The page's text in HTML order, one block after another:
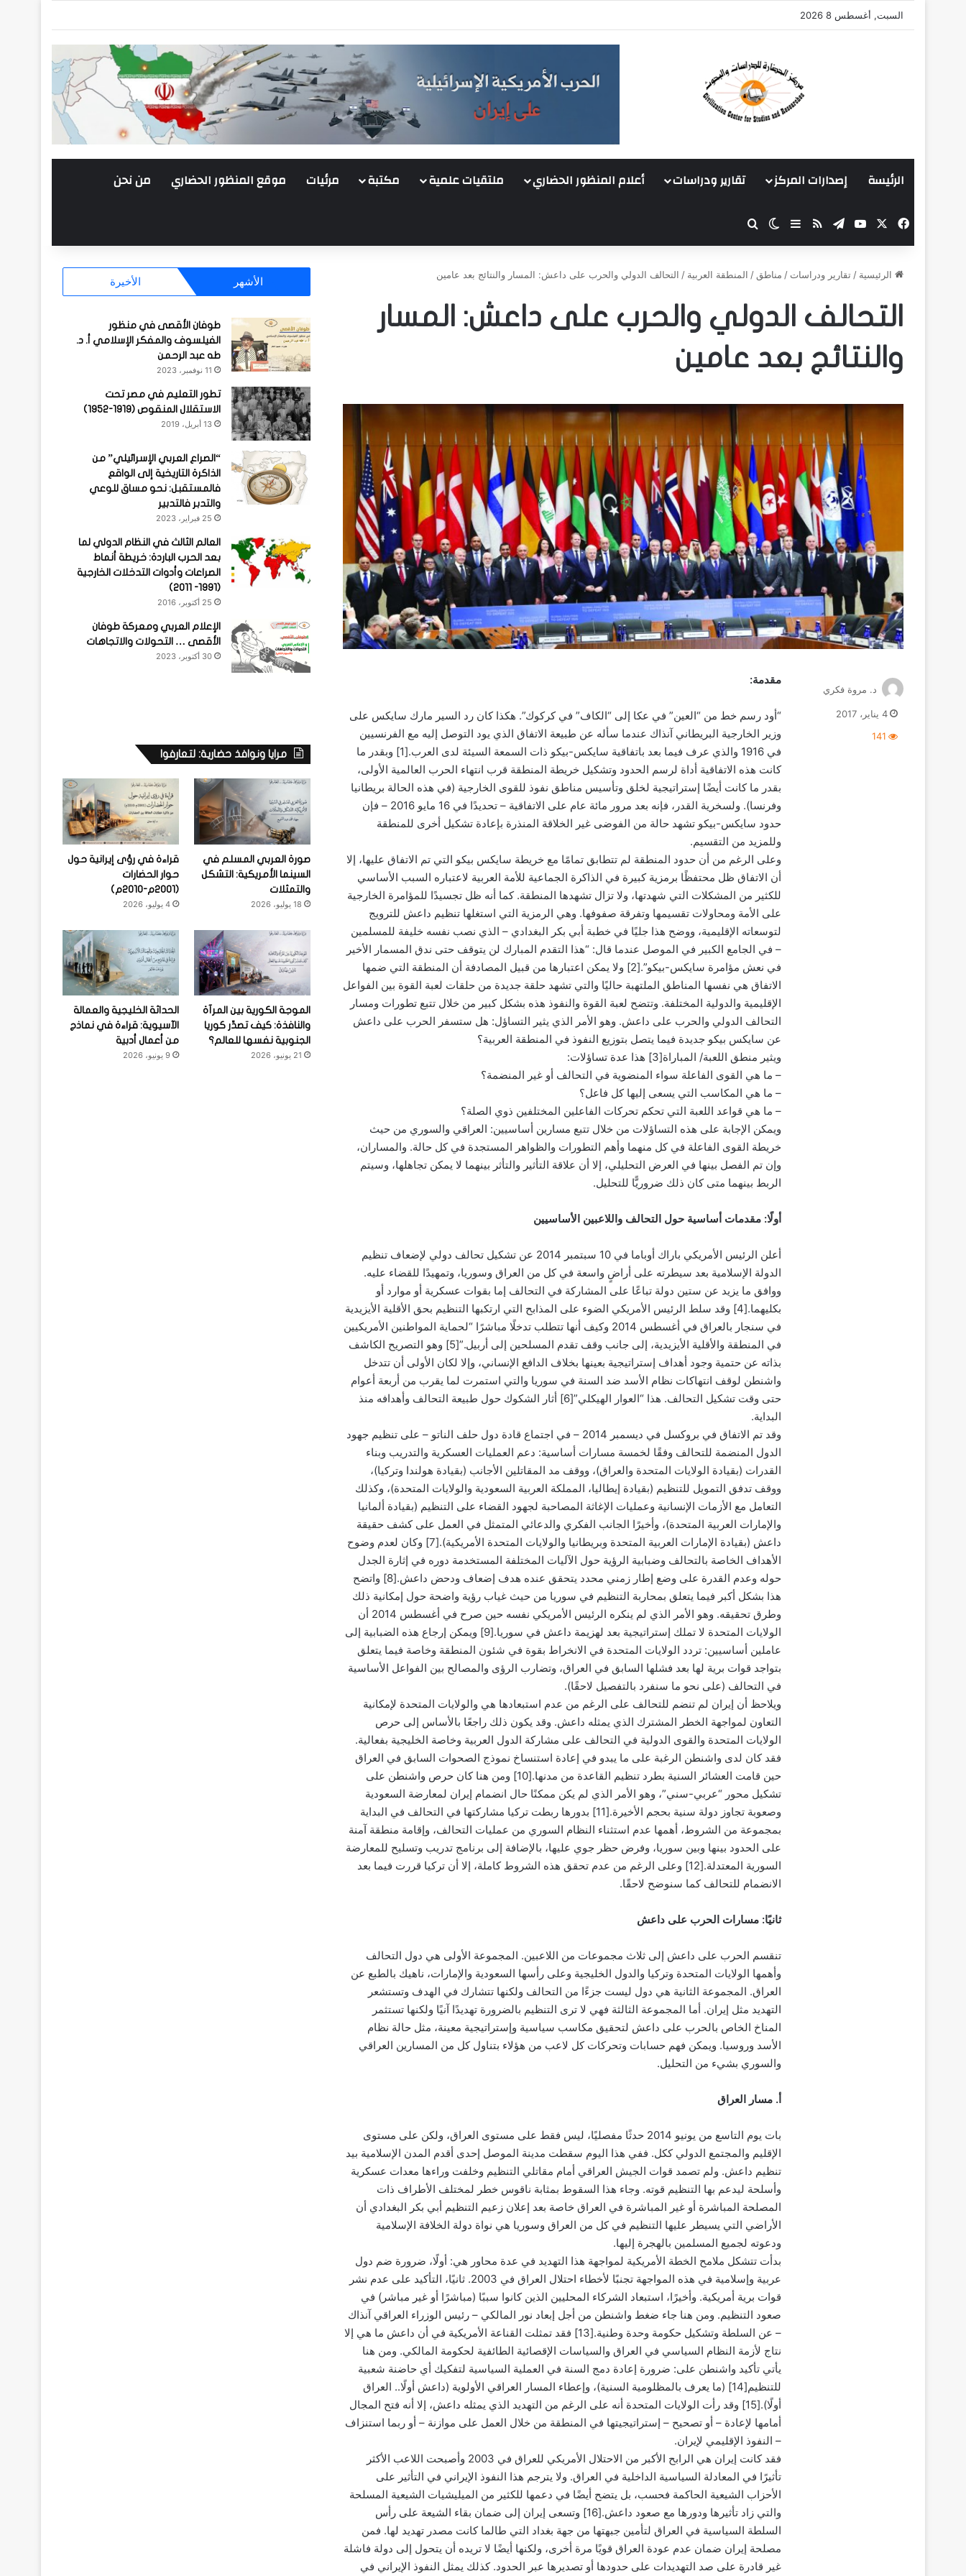
السبت, أغسطس 8 2026
الرئيسة إصدارات المركز تقارير ودراسات أعلام المنظور الحضاري ملتقيات علمية مكتبة مرئيات موقع المنظور الحضاري من نحن
فيسبوك ‫YouTube
تيلقرامملخص الموقع RSS
إضافة عمود جانبي
الوضع المظلم
الرئيسية /تقارير ودراسات / مناطق/ المنطقة العربية / التحالف الدولي والحرب على داعش: المسار والنتائج بعد عامين
التحالف الدولي والحرب على داعش: المسار
والنتائج بعد عامين
مقدمة:
“أود رسم خط من “العين” في عكا إلى “الكاف” في كركوك”. هكذا كان رد السير مارك سايكس على
وزير الخارجية البريطاني آنذاك عندما سأله عن طبيعة الاتفاق الذي يود التوصل إليه مع الفرنسيين
في 1916 والذي عرف فيما بعد باتفاقية سايكس-بيكو ذات السمعة السيئة لدى العرب.[1] وبقدر ما
كانت هذه الاتفاقية أداة لرسم الحدود وتشكيل خريطة المنطقة قرب انتهاء الحرب العالمية الأولى،
بقدر ما كانت أيضًا إستراتيجية لخلق وتأسيس مناطق نفوذ للقوى الخارجية (في هذه الحالة بريطانيا
وفرنسا). ولسخرية القدر، فإنه بعد مرور مائة عام على الاتفاقية – تحديدًا في 16 مايو 2016 – فإن
حدود سايكس-بيكو تشهد حالة من الفوضى غير الخلاقة المنذرة بإعادة تشكيل أخرى للمنطقة
وللمزيد من التقسيم.
وعلى الرغم من أن حدود المنطقة لم تتطابق تمامًا مع خريطة سايكس بيكو التي تم الاتفاق عليها، إلا
أن الاتفاق ظل محتفظًا برمزية كبيرة في الذاكرة الجماعية للأمة العربية لاعتباره السبب الأساسي
للكثير من المشكلات التي شهدتها، ولا تزال تشهدها المنطقة. كما أنه ظل تجسيدًا للمؤامرة الخارجية
على الأمة ومحاولات تقسيمها وتفرقة صفوفها. وهي الرمزية التي استغلها تنظيم داعش للترويج
لتوسعاته الإقليمية، ووضح هذا جليًا في خطبة أبي بكر البغدادي – الذي نصب نفسه خليفة للمسلمين
– في الجامع الكبير في الموصل عندما قال: “هذا التقدم المبارك لن يتوقف حتى ندق المسمار الأخير
في نعش مؤامرة سايكس-بيكو”.[2] ولا يمكن اعتبارها من قبيل المصادفة أن المنطقة التي ضمها
الاتفاق هي نفسها المناطق الملتهبة حاليًا والتي تشهد حلقة جديدة من حلقات لعبة القوة بين الفواعل
الإقليمية والدولية المختلفة. وتتضح لعبة القوة والنفوذ هذه بشكل كبير من خلال تتبع تطورات ومسار
التحالف الدولي والحرب على داعش. وهو الأمر الذي يثير التساؤل: هل ستسفر الحرب على داعش
عن سايكس بيكو جديدة فيما يتصل بتوزيع النفوذ في المنطقة العربية؟
ويثير منطق اللعبة/ المباراة[3] هذا عدة تساؤلات:
– ما هي القوى الفاعلة سواء المنضوية في التحالف أو غير المنضمة؟
– ما هي المكاسب التي يسعى إليها كل فاعل؟
– ما هي قواعد اللعبة التي تحكم تحركات الفاعلين المختلفين ذوي الصلة؟
ويمكن الإجابة على هذه التساؤلات من خلال تتبع مسارين أساسيين: العراقي والسوري من حيث
خريطة القوى الفاعلة في كل منهما وأهم التطورات والظواهر المستجدة في كل حالة. والمساران،
وإن تم الفصل بينها في العرض التحليلي، إلا أن علاقة التأثير والتأثر بينهما لا يمكن تجاهلها، وسيتم
الربط بينهما متى كان ذلك ضروريًّا للتحليل.
أولًا: مقدمات أساسية حول التحالف واللاعبين الأساسيين
أعلن الرئيس الأمريكي باراك أوباما في 10 سبتمبر 2014 عن تشكيل تحالف دولي لإضعاف تنظيم
الدولة الإسلامية بعد سيطرته على أراضٍ واسعة في كل من العراق وسوريا، وتمهيدًا للقضاء عليه.
ووافق ما يزيد عن ستين دولة تباعًا على المشاركة في التحالف إما بقوات عسكرية أو موارد أو
بكليهما.[4] وقد سلط الرئيس الأمريكي الضوء على المذابح التي ارتكبها التنظيم بحق الأقلية الأيزيدية
في سنجار بالعراق في أغسطس 2014 وكيف أنها تتطلب تدخلًا مباشرًا “لحماية المواطنين الأمريكيين
في المنطقة والأقلية الأيزيدية، إلى جانب وقف تقدم المسلحين إلى أربيل.”[5] وهو التصريح الكاشف
بذاته عن حتمية وجود أهداف إستراتيجية بعينها بخلاف الدافع الإنساني، وإلا لكان الأولى أن تتدخل
واشنطن لوقف انتهاكات نظام الأسد ضد السنة في سوريا والتي استمرت لما يقرب من أربعة أعوام
حتى وقت تشكيل التحالف. هذا “العوار الهيكلي”[6] أثار الشكوك حول طبيعة التحالف وأهدافه منذ
البداية.
وقد تم الاتفاق في بروكسل في ديسمبر 2014 – في اجتماع قادة دول حلف الناتو – على تنظيم جهود
الدول المنضمة للتحالف وفقًا لخمسة مسارات أساسية: دعم العمليات العسكرية والتدريب وبناء
القدرات (بقيادة الولايات المتحدة والعراق)، ووقف مد المقاتلين الأجانب (بقيادة هولندا وتركيا)،
ووقف تدفق التمويل للتنظيم (بقيادة إيطاليا، المملكة العربية السعودية والولايات المتحدة)، وكذلك
التعامل مع الأزمات الإنسانية وعمليات الإغاثة المصاحبة لجهود القضاء على التنظيم (بقيادة ألمانيا
والإمارات العربية المتحدة)، وأخيرًا الجانب الفكري والدعائي المتمثل في العمل على كشف حقيقة
داعش (بقيادة الإمارات العربية المتحدة وبريطانيا والولايات المتحدة الأمريكية).[7] وكان لعدم وضوح
الأهداف الخاصة بالتحالف وضبابية الرؤية حول الآليات المختلفة المستخدمة دوره في إثارة الجدل
حوله وعدم القدرة على وضع إطار زمني محدد يتحقق عنده هدف إضعاف ودحض داعش.[8] واتضح
هذا بشكل أكبر فيما يتعلق بمحاربة التنظيم في سوريا من حيث غياب رؤية واضحة حول إمكانية ذلك
وطرق تحقيقه. وهو الأمر الذي لم ينكره الرئيس الأمريكي نفسه حين صرح في أغسطس 2014 أن
الولايات المتحدة لا تملك إستراتيجية بعد لهزيمة داعش في سوريا.[9] ويمكن إرجاع هذه الضبابية إلى
عاملين أساسيين: تردد الولايات المتحدة في الانخراط بقوة في شئون المنطقة وخاصة فيما يتعلق
بتواجد قوات برية لها بعد فشلها السابق في العراق، وتضارب الرؤى والمصالح بين الفواعل الأساسية
في التحالف (على نحو ما سنفرد بالتفصيل لاحقًا).
ويلاحظ أن إيران لم تنضم للتحالف على الرغم من عدم استبعادها هي والولايات المتحدة لإمكانية
التعاون لمواجهة الخطر المشترك الذي يمثله داعش. وقد يكون ذلك راجعًا بالأساس إلى حرص
الولايات المتحدة والقوى الدولية في التحالف على مشاركة الدول العربية وخاصة الخليجية بفعالية.
فقد كان لدى واشنطن الرغبة على ما يبدو في إعادة استنساخ نموذج الصحوات السابق في العراق
حين قامت العشائر السنية بطرد تنظيم القاعدة من مدنها.[10] ومن هنا كان حرص واشنطن على
تشكيل محور “عربي-سني”، وهو الأمر الذي لم يكن ممكنًا حال انضمام إيران لمعارضة السعودية
وصعوبة تجاوز دولة سنية بحجم الأخيرة.[11] بدورها ربطت تركيا مشاركتها في التحالف في البداية
بمجموعة من الشروط، أهمها عدم استثناء النظام السوري من عمليات التحالف، وإقامة منطقة آمنة
على الحدود بينها وبين سوريا، وفرض حظر جوي عليها، بالإضافة إلى برنامج تدريب وتسليح للمعارضة
السورية المعتدلة.[12] وعلى الرغم من عدم تحقق هذه الشروط كاملة، إلا أن تركيا قررت فيما بعد
الانضمام للتحالف كما سنوضح لاحقًا.
ثانيًا: مسارات الحرب على داعش
تنقسم الحرب على داعش إلى ثلاث مجموعات من اللاعبين. المجموعة الأولى هي دول التحالف
وأهمها الولايات المتحدة وتركيا والدول الخليجية وعلى رأسها السعودية والإمارات، ناهيك بالطبع عن
العراق. المجموعة الثانية هي دول ليست جزءًا من التحالف ولكنها تتشارك في الهدف وتستشعر
التهديد مثل إيران. أما المجموعة الثالثة فهي لا ترى التنظيم بالضرورة تهديدًا آنيًا ولكنها تستثمر
المناخ الخاص بالحرب على داعش لتحقيق مكاسب سياسية وإستراتيجية معينة، مثل حالة نظام
الأسد وروسيا. ويمكن فهم حسابات وتحركات كل لاعب من هؤلاء بتناول كل من المسارين العراقي
والسوري بشيء من التحليل.
أ‌. مسار العراق
بات يوم التاسع من يونيو 2014 حدثًا مفصليًا، ليس فقط على مستوى العراق، ولكن على مستوى
الإقليم والمجتمع الدولي ككل. ففي هذا اليوم سقطت مدينة الموصل إحدى أقدم المدن الإسلامية بيد
تنظيم داعش. ولم تصمد قوات الجيش العراقي أمام مقاتلي التنظيم وخلفت وراءها معدات عسكرية
وأسلحة ليدعم بها التنظيم قوته. وجاء هذا السقوط بمثابة ناقوس خطر لمختلف الأطراف ذات
المصلحة المباشرة أو غير المباشرة في العراق خاصة بعد إعلان زعيم التنظيم أبي بكر البغدادي أن
الأراضي التي يسيطر عليها التنظيم في كل من العراق وسوريا هي نواة دولة الخلافة الإسلامية
ودعوته لجميع المسلمين بالهجرة إليها.
بدأت تتشكل ملامح الخطة الأمريكية لمواجهة هذا التهديد في عدة محاور هي: أولًا، ضرورة ضم دول
عربية وإسلامية في هذه المواجهة تجنبًا لأخطاء احتلال العراق في 2003. ثانيًا، التأكيد على عدم نشر
قوات برية أمريكية. وأخيرًا، استبعاد الشركاء المحليين الذين كانوا سببًا (مباشرًا أو غير مباشر) في
صعود التنظيم. ومن هنا جاء ضغط واشنطن من أجل إبعاد نور المالكي – رئيس الوزراء العراقي آنذاك
– عن السلطة وتشكيل حكومة وحدة وطنية.[13] فقد تمثلت القناعة الأمريكية في أن داعش ما هي إلا
نتاج لأزمة النظام السياسي في العراق والسياسات الإقصائية الطائفية لحكومة المالكي. ومن هنا
يأتي تأكيد واشنطن على: ضرورة إعادة دمج السنة في العملية السياسية لتفكيك أي حاضنة شعبية
للتنظيم[14] (ما يعرف بالمظلومية السنية)، وإعطاء المسار العراقي الأولوية (داعش أولًا.. العراق
أولًا).[15] وقد رأت الولايات المتحدة أنه على الرغم من التهديد الذي يمثله داعش، إلا أنه فتح المجال
أمامها لإعادة – أو تصحيح – إستراتيجيتها في المنطقة من خلال العمل على موازنة – أو ربما استنزاف
– النفوذ الإقليمي لإيران.
فقد كانت إيران هي الرابح الأكبر من الاحتلال الأمريكي للعراق في 2003 وأصبحت اللاعب الأكثر
تأثيرًا في المعادلة السياسية الداخلية في العراق. ولا يترجم هذا النفوذ الإيراني في التأثير على
الأحزاب الشيعية الحاكمة فحسب، بل يتضح أيضًا في دعمها للكثير من الميليشيات الشيعية المسلحة
والتي زاد تأثيرها ودورها مع صعود داعش.[16] وتسعى إيران إلى ضمان بقاء الشيعة على رأس
السلطة السياسية في العراق لتأمين جبهتها من جهة بغداد التي طالما كانت مصدر تهديد لها. فمن
مصلحة إيران ضمان عدم عودة العراق قويًا مرة أخرى، ولكنها أيضًا لا تريده أن يتحول إلى دولة فاشلة
غير قادرة على صد التهديدات على حدودها أو تصديرها عبر الحدود. كذلك يمثل النفوذ الإيراني في
د. مروة فكري
4 يناير، 2017
141
الأشهر الأخيرة
طوفان الأقصى في منظور
الفيلسوف والمفكر الإسلامي أ. د.
طه عبد الرحمن
11 نوفمبر، 2023
تطور التعليم في مصر تحت
الاستقلال المنقوص (1919-1952)
13 أبريل، 2019
“الصراع العربي الإسرائيلي” من
الذاكرة التاريخية إلى الواقع
فالمستقبل: نحو مساق للوعي
والتدبر فالتدبير
25 فبراير، 2023
العالم الثالث في النظام الدولي لما
بعد الحرب الباردة: خريطة أنماط
الصراعات وأدوات التدخلات الخارجية
(1991- 2011)
25 أكتوبر، 2016
الإعلام العربي ومعركة طوفان
الأقصى … التحولات والاتجاهات
30 أكتوبر، 2023
مرايا ونوافذ حضارية: لتعارفوا
صورة العربي المسلم في
السينما الأمريكية: التشكل
والتمثلات
18 يوليو، 2026
قراءة في رؤى إيرانية حول
حوار الحضارات
(2001م-2010م)
4 يوليو، 2026
الموجة الكورية بين المرآة
والنافذة: كيف تصدِّر كوريا
الجنوبية نفسها للعالم؟
21 يونيو، 2026
الحداثة الخليجية والعمالة
الآسيوية: قراءة في نماذج
من أعمال أدبية
9 يونيو، 2026